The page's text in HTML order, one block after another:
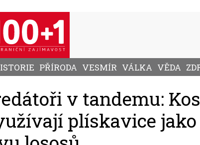
PŘÍRODA VESMÍR VÁLKA VĚDA
v tandemu:
plískavice jako